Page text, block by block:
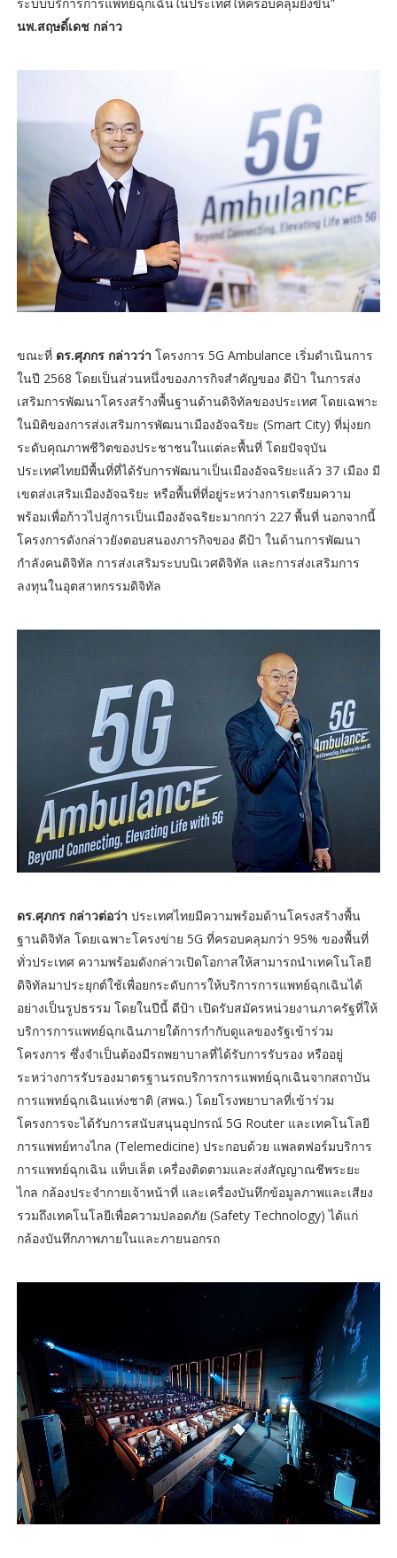
นพ.สฤษดิ์เดช กล่าว
ขณะที่ ดร.ศุภกร กล่าวว่า โครงการ 5G Ambulance เริ่มดำเนินการ
ในปี 2568 โดยเป็นส่วนหนึ่งของภารกิจสำคัญของ ดีป้า ในการส่ง
เสริมการพัฒนาโครงสร้างพื้นฐานด้านดิจิทัลของประเทศ โดยเฉพาะ
ในมิติของการส่งเสริมการพัฒนาเมืองอัจฉริยะ (Smart City) ที่มุ่งยก
ระดับคุณภาพชีวิตของประชาชนในแต่ละพื้นที่ โดยปัจจุบัน
ประเทศไทยมีพื้นที่ที่ได้รับการพัฒนาเป็นเมืองอัจฉริยะแล้ว 37 เมือง มี
เขตส่งเสริมเมืองอัจฉริยะ หรือพื้นที่ที่อยู่ระหว่างการเตรียมความ
พร้อมเพื่อก้าวไปสู่การเป็นเมืองอัจฉริยะมากกว่า 227 พื้นที่ นอกจากนี้
โครงการดังกล่าวยังตอบสนองภารกิจของ ดีป้า ในด้านการพัฒนา
กำลังคนดิจิทัล การส่งเสริมระบบนิเวศดิจิทัล และการส่งเสริมการ
ลงทุนในอุตสาหกรรมดิจิทัล
ดร.ศุภกร กล่าวต่อว่า ประเทศไทยมีความพร้อมด้านโครงสร้างพื้น
ฐานดิจิทัล โดยเฉพาะโครงข่าย 5G ที่ครอบคลุมกว่า 95% ของพื้นที่
ทั่วประเทศ ความพร้อมดังกล่าวเปิดโอกาสให้สามารถนำเทคโนโลยี
ดิจิทัลมาประยุกต์ใช้เพื่อยกระดับการให้บริการการแพทย์ฉุกเฉินได้
อย่างเป็นรูปธรรม โดยในปีนี้ ดีป้า เปิดรับสมัครหน่วยงานภาครัฐที่ให้
บริการการแพทย์ฉุกเฉินภายใต้การกำกับดูแลของรัฐเข้าร่วม
โครงการ ซึ่งจำเป็นต้องมีรถพยาบาลที่ได้รับการรับรอง หรืออยู่
ระหว่างการรับรองมาตรฐานรถบริการการแพทย์ฉุกเฉินจากสถาบัน
การแพทย์ฉุกเฉินแห่งชาติ (สพฉ.) โดยโรงพยาบาลที่เข้าร่วม
โครงการจะได้รับการสนับสนุนอุปกรณ์ 5G Router และเทคโนโลยี
การแพทย์ทางไกล (Telemedicine) ประกอบด้วย แพลตฟอร์มบริการ
การแพทย์ฉุกเฉิน แท็บเล็ต เครื่องติดตามและส่งสัญญาณชีพระยะ
ไกล กล้องประจำกายเจ้าหน้าที่ และเครื่องบันทึกข้อมูลภาพและเสียง
รวมถึงเทคโนโลยีเพื่อความปลอดภัย (Safety Technology) ได้แก่
กล้องบันทึกภาพภายในและภายนอกรถ